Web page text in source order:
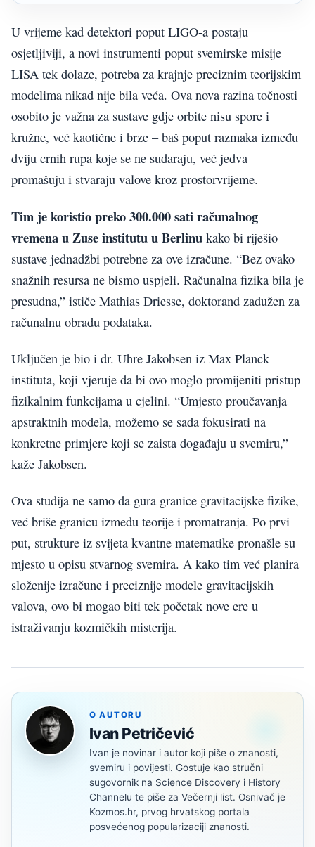
U vrijeme kad detektori poput LIGO-a postaju
osjetljiviji, a novi instrumenti poput svemirske misije
LISA tek dolaze, potreba za krajnje preciznim teorijskim
modelima nikad nije bila veća. Ova nova razina točnosti
osobito je važna za sustave gdje orbite nisu spore i
kružne, već kaotične i brze – baš poput razmaka između
dviju crnih rupa koje se ne sudaraju, već jedva
promašuju i stvaraju valove kroz prostorvrijeme.
Tim je koristio preko 300.000 sati računalnog
vremena u Zuse institutu u Berlinu kako bi riješio
sustave jednadžbi potrebne za ove izračune. “Bez ovako
snažnih resursa ne bismo uspjeli. Računalna fizika bila je
presudna,” ističe Mathias Driesse, doktorand zadužen za
računalnu obradu podataka.
Uključen je bio i dr. Uhre Jakobsen iz Max Planck
instituta, koji vjeruje da bi ovo moglo promijeniti pristup
fizikalnim funkcijama u cjelini. “Umjesto proučavanja
apstraktnih modela, možemo se sada fokusirati na
konkretne primjere koji se zaista događaju u svemiru,”
kaže Jakobsen.
Ova studija ne samo da gura granice gravitacijske fizike,
već briše granicu između teorije i promatranja. Po prvi
put, strukture iz svijeta kvantne matematike pronašle su
mjesto u opisu stvarnog svemira. A kako tim već planira
složenije izračune i preciznije modele gravitacijskih
valova, ovo bi mogao biti tek početak nove ere u
istraživanju kozmičkih misterija.
O AUTORU
Ivan Petričević
Ivan je novinar i autor koji piše o znanosti,
svemiru i povijesti. Gostuje kao stručni
sugovornik na Science Discovery i History
Channelu te piše za Večernji list. Osnivač je
Kozmos.hr, prvog hrvatskog portala
posvećenog popularizaciji znanosti.